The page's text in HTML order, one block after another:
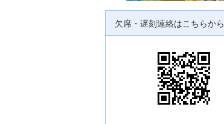
欠席・遅刻連絡はこちらから